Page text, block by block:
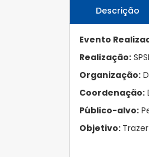
Descrição
Evento
Realização:
Organização:
Coordenação:
Público-alvo:
Objetivo: